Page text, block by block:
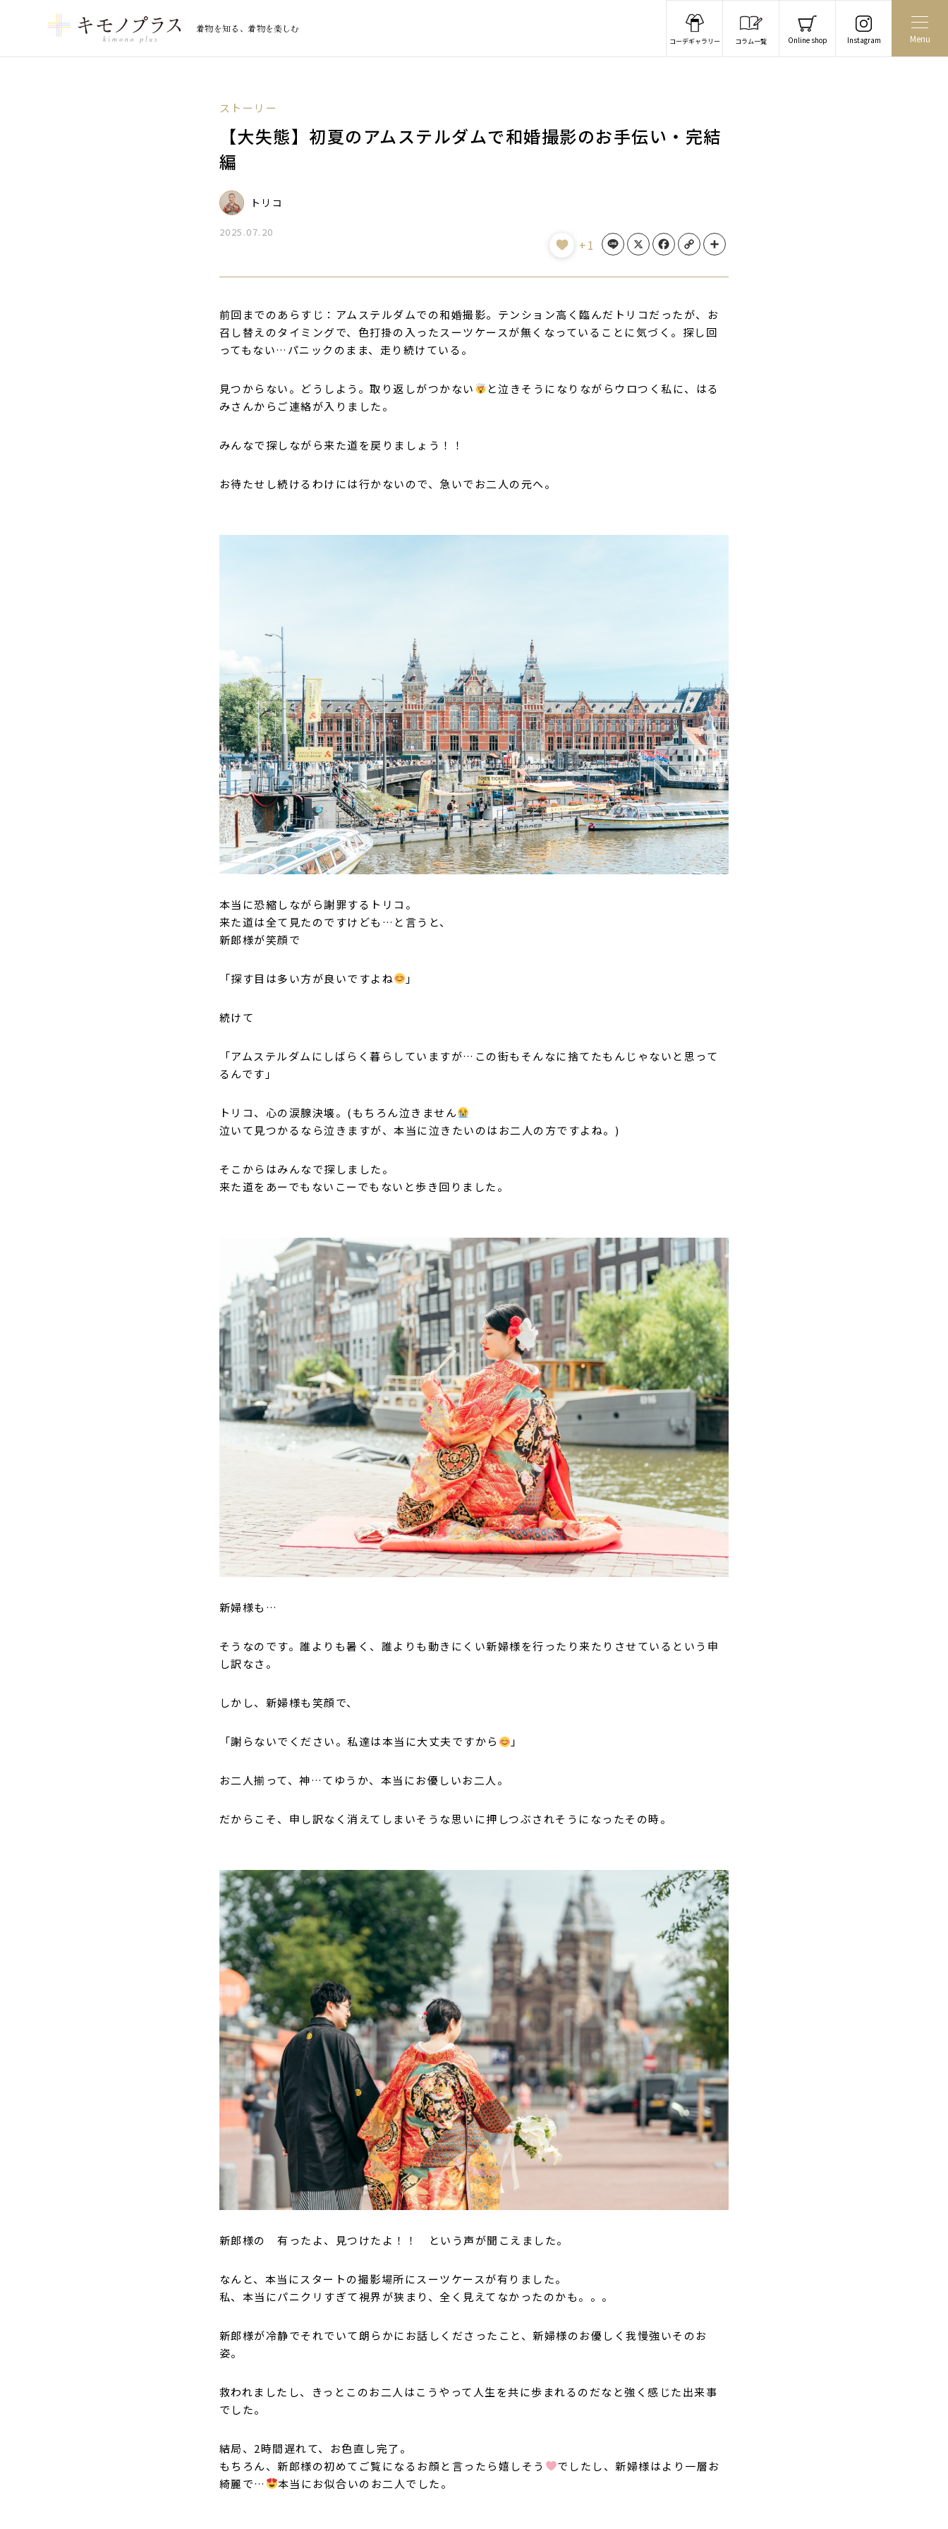
着物を知る、着物を楽しむ
コーデギャラリー コラム一覧 Online shop Instagram Menu
ストーリー
【大失態】初夏のアムステルダムで和婚撮影のお手伝い・完結
編
トリコ
2025.07.20
+1 Line X Facebook Copy Link Share
前回までのあらすじ：アムステルダムでの和婚撮影。テンション高く臨んだトリコだったが、お
召し替えのタイミングで、色打掛の入ったスーツケースが無くなっていることに気づく。探し回
ってもない…パニックのまま、走り続けている。
見つからない。どうしよう。取り返しがつかない
と泣きそうになりながらウロつく私に、はる
みさんからご連絡が入りました。
みんなで探しながら来た道を戻りましょう！！
お待たせし続けるわけには行かないので、急いでお二人の元へ。
本当に恐縮しながら謝罪するトリコ。
来た道は全て見たのですけども…と言うと、
新郎様が笑顔で
「探す目は多い方が良いですよね 」
続けて
「アムステルダムにしばらく暮らしていますが…この街もそんなに捨てたもんじゃないと思って
るんです」
トリコ、心の涙腺決壊。(もちろん泣きません
泣いて見つかるなら泣きますが、本当に泣きたいのはお二人の方ですよね。)
そこからはみんなで探しました。
来た道をあーでもないこーでもないと歩き回りました。
新婦様も…
そうなのです。誰よりも暑く、誰よりも動きにくい新婦様を行ったり来たりさせているという申
し訳なさ。
しかし、新婦様も笑顔で、
「謝らないでください。私達は本当に大丈夫ですから 」
お二人揃って、神…てゆうか、本当にお優しいお二人。
だからこそ、申し訳なく消えてしまいそうな思いに押しつぶされそうになったその時。
新郎様の 有ったよ、見つけたよ！！ という声が聞こえました。
なんと、本当にスタートの撮影場所にスーツケースが有りました。
私、本当にパニクリすぎて視界が狭まり、全く見えてなかったのかも。。。
新郎様が冷静でそれでいて朗らかにお話しくださったこと、新婦様のお優しく我慢強いそのお
姿。
救われましたし、きっとこのお二人はこうやって人生を共に歩まれるのだなと強く感じた出来事
でした。
結局、2時間遅れて、お色直し完了。
もちろん、新郎様の初めてご覧になるお顔と言ったら嬉しそう
でしたし、新婦様はより一層お
綺麗で…
本当にお似合いのお二人でした。